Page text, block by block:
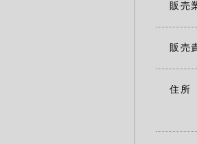
販売
販売
住所